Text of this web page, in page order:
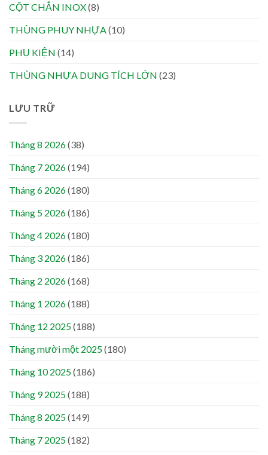
CỘT CHẮN INOX(8)
THÙNG PHUY NHỰA(10)
PHỤ KIỆN (14)
THÙNG NHỰA DUNG TÍCH LỚN (23)
LƯU TRỮ
Tháng 8 2026(38)
Tháng 7 2026(194)
Tháng 6 2026(180)
Tháng 5 2026(186)
Tháng 4 2026(180)
Tháng 3 2026(186)
Tháng 2 2026(168)
Tháng 1 2026(188)
Tháng 12 2025(188)
Tháng mười một 2025(180)
Tháng 10 2025(186)
Tháng 9 2025(188)
Tháng 8 2025(149)
Tháng 7 2025(182)